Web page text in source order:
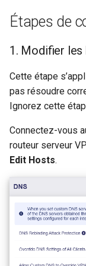
c
GL-MT2500/GL-
(Brume 2)
GL-SFT1200
GL-MT300N-V2
SIMPoYo 4G uFi
GL-S20
GL-S10
Support technique
Étapes de
1. Modifier
Cette étape
pas résoudre
Ignorez cette
Connectez-vous
routeur serveur
Edit Hosts.